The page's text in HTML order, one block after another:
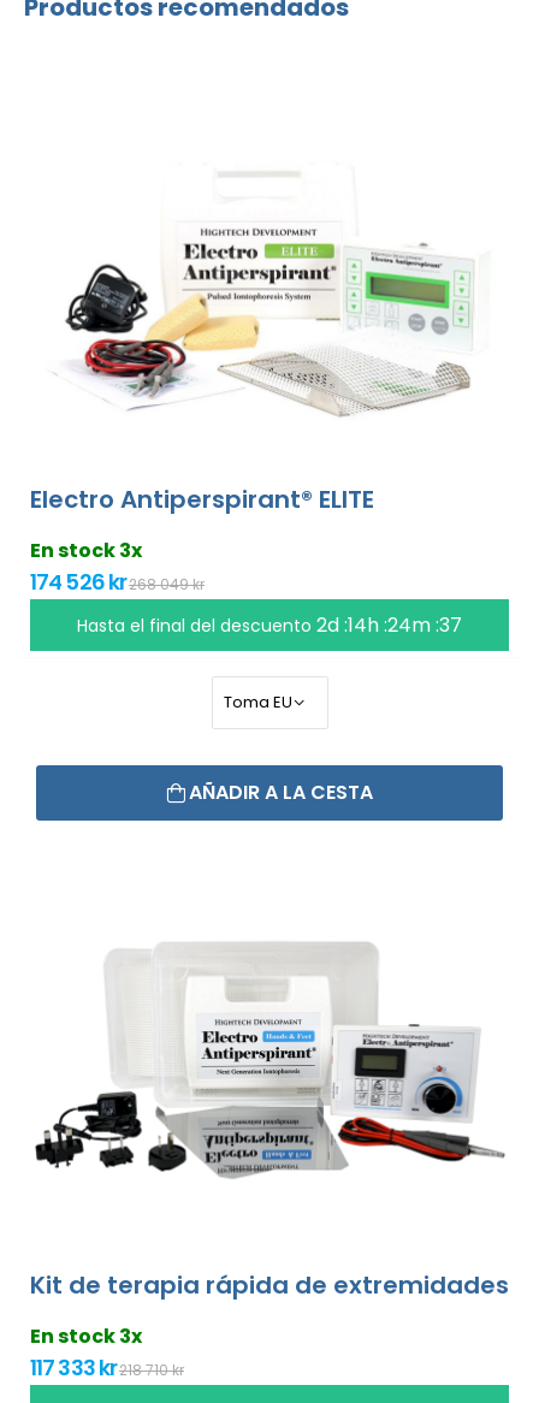
Productos recomendados
Electro Antiperspirant® ELITE
En stock 3x
174 526 kr268 049 kr
Hasta el final del descuento 2d :14h :24m :36
AÑADIR A LA CESTA
Kit de terapia rápida de extremidades
En stock 3x
117 333 kr218 710 kr